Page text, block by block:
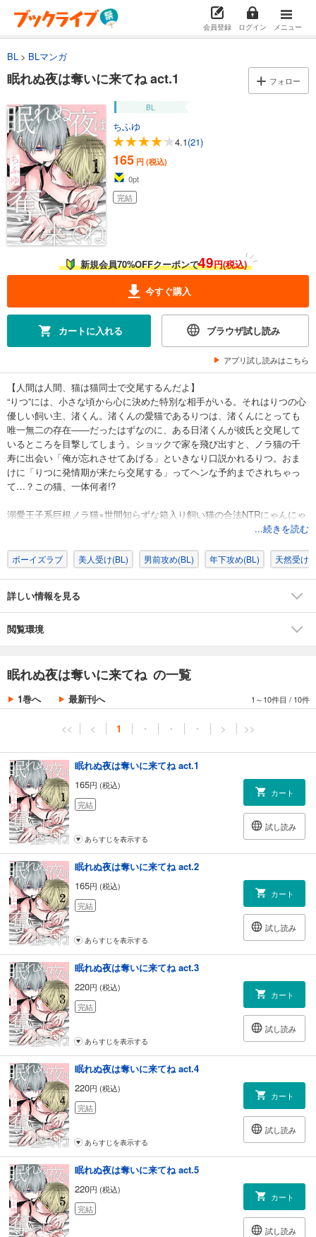
会員登録 ログイン メニュー
BL BLマンガ
眠れぬ夜は奪いに来てね act.1 フォロー
BL
ちふゆ
4.1(21)
165 円 (税込)
0pt
完結
新規会員70%OFFクーポンで49円(税込)
今すぐ購入
カートに入れる ブラウザ試し読み
アプリ試し読みはこちら
【人間は人間、猫は猫同士で交尾するんだよ】
“りつ”には、小さな頃から心に決めた特別な相手がいる。それはりつの心
優しい飼い主、渚くん。渚くんの愛猫であるりつは、渚くんにとっても
唯一無二の存在――だったはずなのに、ある日渚くんが彼氏と交尾して
いるところを目撃してしまう。ショックで家を飛び出すと、ノラ猫の千
寿に出会い「俺が忘れさせてあげる」といきなり口説かれるりつ。おま
けに「りつに発情期が来たら交尾する」ってヘンな予約までされちゃっ
て…？この猫、一体何者!?
溺愛王子系巨根ノラ猫×世間知らずな箱入り飼い猫の合法NTRにゃんにゃ
...続きを読む
ボーイズラブ 美人受け(BL) 男前攻め(BL) 年下攻め(BL) 天然受け
詳しい情報を見る
閲覧環境
眠れぬ夜は奪いに来てね の一覧
1巻へ 最新刊へ 1～10件目 / 10件
<< < 1 ・ ・ ・ > >>
眠れぬ夜は奪いに来てね act.1
165円 (税込)
完結
カート
試し読み
あらすじを表示する
眠れぬ夜は奪いに来てね act.2
165円 (税込)
完結
カート
試し読み
あらすじを表示する
眠れぬ夜は奪いに来てね act.3
220円 (税込)
完結
カート
試し読み
あらすじを表示する
眠れぬ夜は奪いに来てね act.4
220円 (税込)
完結
カート
試し読み
あらすじを表示する
眠れぬ夜は奪いに来てね act.5
220円 (税込)
完結
カート
試し読み